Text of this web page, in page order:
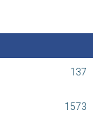
137
1573